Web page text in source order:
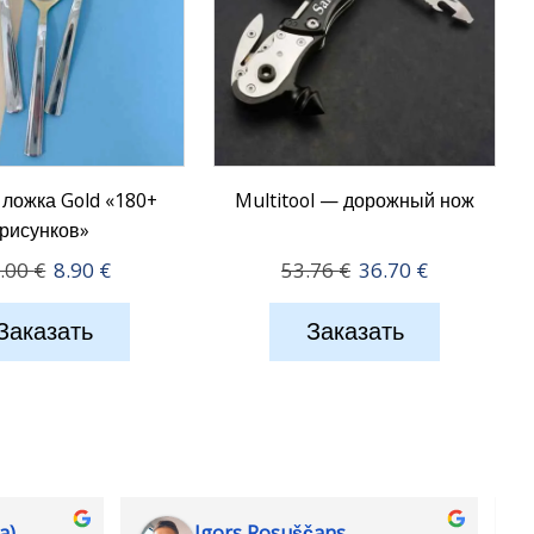
Gold «180+
рисунков»
€ Первоначальная
цена
составляла
18.00 €.
8.90 €Текущая
цена:
Multitool — дорожный нож
53.76€ Первоначальная
цена
составляла
53.76 €.
36.70 €Текущая
цена:
Заказать